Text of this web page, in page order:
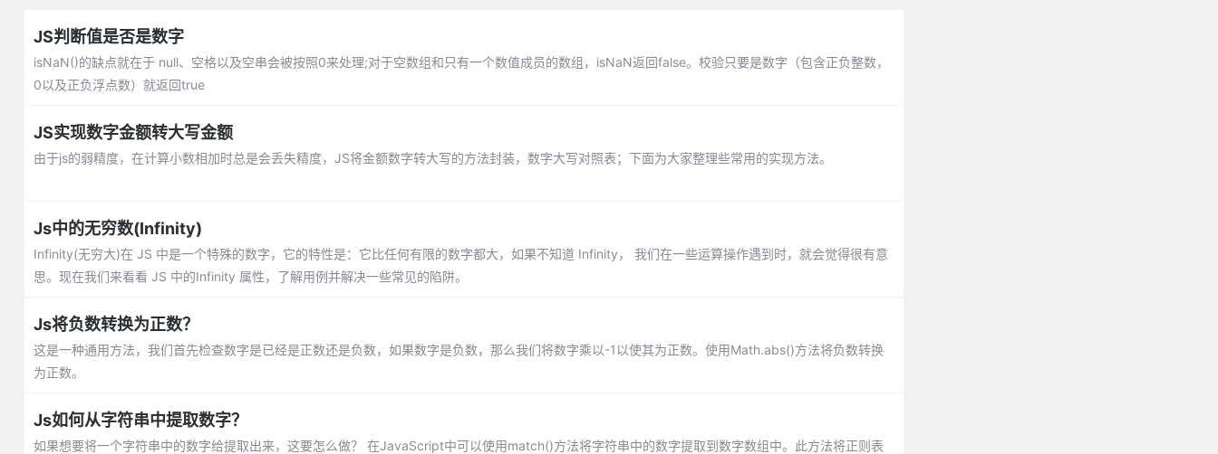
JS判断值是否是数字
isNaN()的缺点就在于 null、空格以及空串会被按照0来处理;对于空数组和只有一个数值成员的数组，isNaN返回false。校验只要是数字（包含正负整数，
0以及正负浮点数）就返回true
JS实现数字金额转大写金额
由于js的弱精度，在计算小数相加时总是会丢失精度，JS将金额数字转大写的方法封装，数字大写对照表；下面为大家整理些常用的实现方法。
Js中的无穷数(Infinity)
Infinity(无穷大)在 JS 中是一个特殊的数字，它的特性是：它比任何有限的数字都大，如果不知道 Infinity， 我们在一些运算操作遇到时，就会觉得很有意
思。现在我们来看看 JS 中的Infinity 属性，了解用例并解决一些常见的陷阱。
Js将负数转换为正数？
这是一种通用方法，我们首先检查数字是已经是正数还是负数，如果数字是负数，那么我们将数字乘以-1以使其为正数。使用Math.abs()方法将负数转换
为正数。
Js如何从字符串中提取数字？
如果想要将一个字符串中的数字给提取出来，这要怎么做？ 在JavaScript中可以使用match()方法将字符串中的数字提取到数字数组中。此方法将正则表